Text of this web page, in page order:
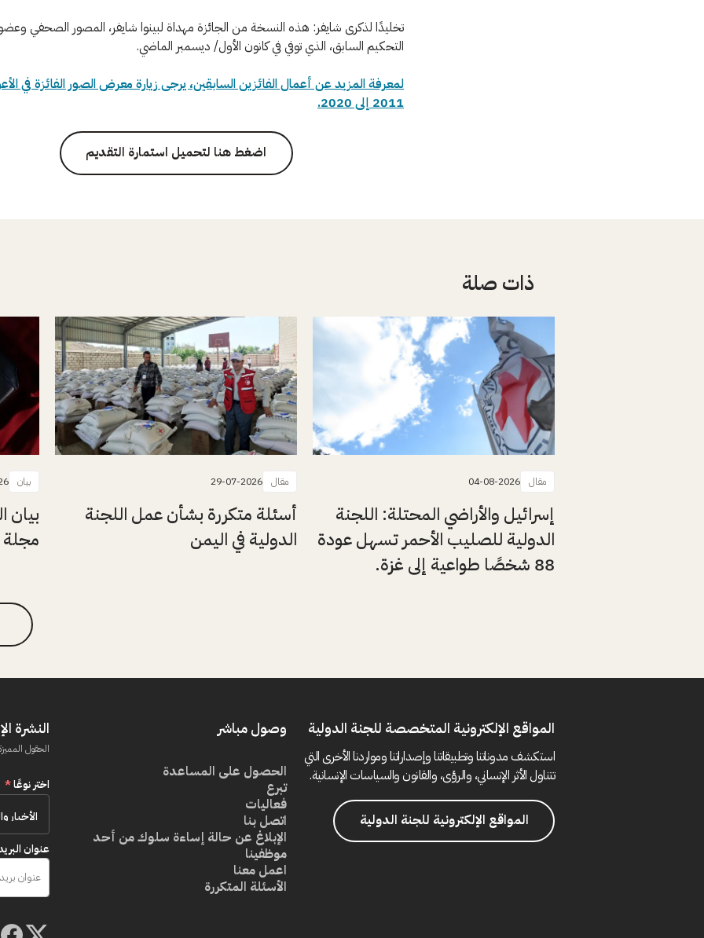
تخليدًا لذكرى شايفر: هذه النسخة من الجائزة مهداة لبينوا شايفر، المصور الصحفي
التحكيم السابق، الذي توفي في كانون الأول/ ديسمبر الماضي.
لمعرفة المزيد عن أعمال الفائزين السابقين، يرجى زيارة معرض الصور الفائزة في
2011 إلى 2020.
اضغط هنا لتحميل استمارة التقديم
ذات صلة
مقال 04-08-2026
إسرائيل والأراضي المحتلة: اللجنة
الدولية للصليب الأحمر تسهل عودة
88 شخصًا طواعية إلى غزة.
مقال 29-07-2026
أسئلة متكررة بشأن عمل اللجنة
الدولية في اليمن
بيان
بيان
مجلة
المواقع الإلكترونية المتخصصة للجنة الدولية
استكشف مدوناتنا وتطبيقاتنا وإصداراتنا ومواردنا الأخرى التي
تتناول الأثر الإنساني، والرؤى، والقانون والسياسات الإنسانية.
المواقع الإلكترونية للجنة الدولية
وصول مباشر
الحصول على المساعدة
تبرع
فعاليات
اتصل بنا
الإبلاغ عن حالة إساءة سلوك من أحد
موظفينا
اعمل معنا
الأسئلة المتكررة
النشرة
الحقول
اختر نوعًا*
عنوان